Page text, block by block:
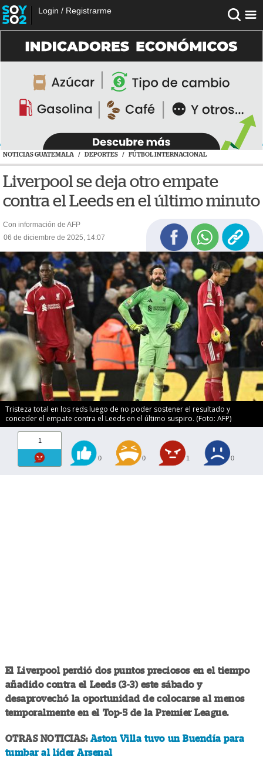
Login / Registrarme
NOTICIAS GUATEMALA / DEPORTES / FÚTBOL INTERNACIONAL
Liverpool se deja otro empate
contra el Leeds en el último minuto
Con información de AFP
06 de diciembre de 2025, 14:07
Tristeza total en los reds luego de no poder sostener el resultado y
conceder el empate contra el Leeds en el último suspiro. (Foto: AFP)
1
0 0 1 0
El Liverpool perdió dos puntos preciosos en el tiempo
añadido contra el Leeds (3-3) este sábado y
desaprovechó la oportunidad de colocarse al menos
temporalmente en el Top-5 de la Premier League.
OTRAS NOTICIAS: Aston Villa tuvo un Buendía para
tumbar al líder Arsenal